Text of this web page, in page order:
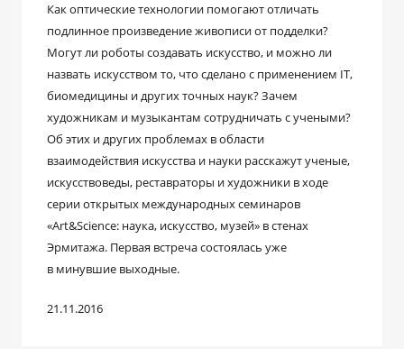
Как оптические технологии помогают отличать
подлинное произведение живописи от подделки?
Могут ли роботы создавать искусство, и можно ли
назвать искусством то, что сделано с применением IT,
биомедицины и других точных наук? Зачем
художникам и музыкантам сотрудничать с учеными?
Об этих и других проблемах в области
взаимодействия искусства и науки расскажут ученые,
искусствоведы, реставраторы и художники в ходе
серии открытых международных семинаров
«Art&Science: наука, искусство, музей» в стенах
Эрмитажа. Первая встреча состоялась уже
в минувшие выходные.
21.11.2016